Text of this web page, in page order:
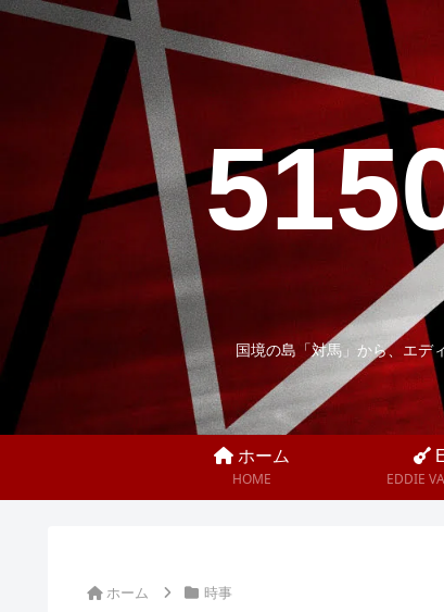
国境の島「対馬」から、エデ
ホーム
HOME
EDDIE
ホーム 時事